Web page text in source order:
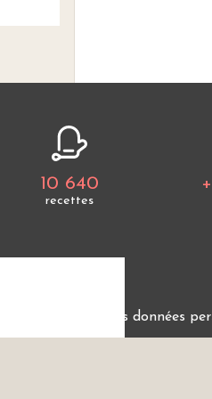
10 640
recettes
Protection des données